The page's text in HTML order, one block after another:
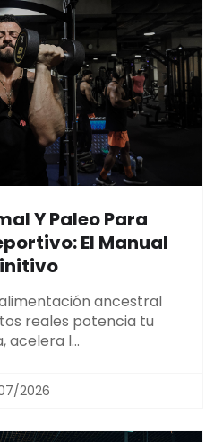
Y Paleo Para
El Manual
ancestral
reales potencia tu
acelera l...
2026